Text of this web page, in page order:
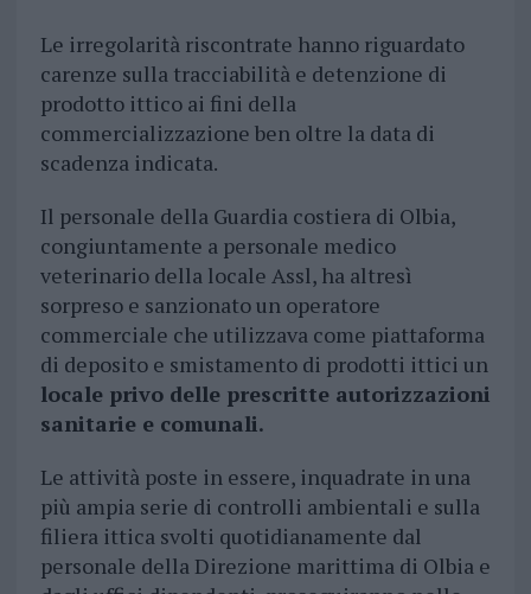
Le irregolarità riscontrate hanno riguardato
carenze sulla tracciabilità e detenzione di
prodotto ittico ai fini della
commercializzazione ben oltre la data di
scadenza indicata.
Il personale della Guardia costiera di Olbia,
congiuntamente a personale medico
veterinario della locale Assl, ha altresì
sorpreso e sanzionato un operatore
commerciale che utilizzava come piattaforma
di deposito e smistamento di prodotti ittici un
locale privo delle prescritte autorizzazioni
sanitarie e comunali.
Le attività poste in essere, inquadrate in una
più ampia serie di controlli ambientali e sulla
filiera ittica svolti quotidianamente dal
personale della Direzione marittima di Olbia e